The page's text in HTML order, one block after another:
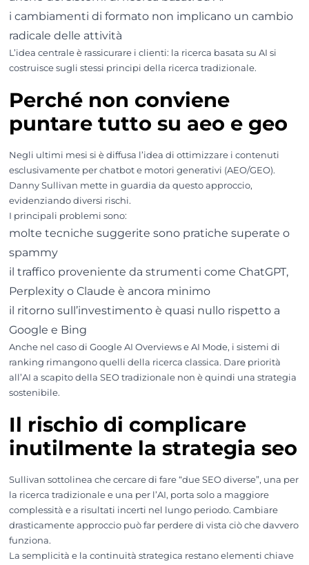
i cambiamenti di formato non implicano un cambio
radicale delle attività
L’idea centrale è rassicurare i clienti: la ricerca basata su AI si
costruisce sugli stessi principi della ricerca tradizionale.
Perché non conviene
puntare tutto su aeo e geo
Negli ultimi mesi si è diffusa l’idea di ottimizzare i contenuti
esclusivamente per chatbot e motori generativi (AEO/GEO).
Danny Sullivan mette in guardia da questo approccio,
evidenziando diversi rischi.
I principali problemi sono:
molte tecniche suggerite sono pratiche superate o
spammy
il traffico proveniente da strumenti come ChatGPT,
Perplexity o Claude è ancora minimo
il ritorno sull’investimento è quasi nullo rispetto a
Google e Bing
Anche nel caso di Google AI Overviews e AI Mode, i sistemi di
ranking rimangono quelli della ricerca classica. Dare priorità
all’AI a scapito della SEO tradizionale non è quindi una strategia
sostenibile.
Il rischio di complicare
inutilmente la strategia seo
Sullivan sottolinea che cercare di fare “due SEO diverse”, una per
la ricerca tradizionale e una per l’AI, porta solo a maggiore
complessità e a risultati incerti nel lungo periodo. Cambiare
drasticamente approccio può far perdere di vista ciò che davvero
funziona.
La semplicità e la continuità strategica restano elementi chiave